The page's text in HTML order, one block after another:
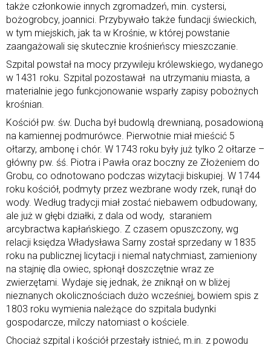
także członkowie innych zgromadzeń, min. cystersi,
bożogrobcy, joannici. Przybywało także fundacji świeckich,
w tym miejskich, jak ta w Krośnie, w której powstanie
zaangażowali się skutecznie krośnieńscy mieszczanie.
Szpital powstał na mocy przywileju królewskiego, wydanego
w 1431 roku. Szpital pozostawał na utrzymaniu miasta, a
materialnie jego funkcjonowanie wsparły zapisy pobożnych
krośnian.
Kościół pw. św. Ducha był budowlą drewnianą, posadowioną
na kamiennej podmurówce. Pierwotnie miał mieścić 5
ołtarzy, ambonę i chór. W 1743 roku były już tylko 2 ołtarze –
główny pw. śś. Piotra i Pawła oraz boczny ze Złożeniem do
Grobu, co odnotowano podczas wizytacji biskupiej. W 1744
roku kościół, podmyty przez wezbrane wody rzek, runął do
wody. Według tradycji miał zostać niebawem odbudowany,
ale już w głębi działki, z dala od wody, staraniem
arcybractwa kapłańskiego. Z czasem opuszczony, wg
relacji księdza Władysława Sarny został sprzedany w 1835
roku na publicznej licytacji i niemal natychmiast, zamieniony
na stajnię dla owiec, spłonął doszczętnie wraz ze
zwierzętami. Wydaje się jednak, że zniknął on w bliżej
nieznanych okolicznościach dużo wcześniej, bowiem spis z
1803 roku wymienia należące do szpitala budynki
gospodarcze, milczy natomiast o kościele.
Chociaż szpital i kościół przestały istnieć, m.in. z powodu